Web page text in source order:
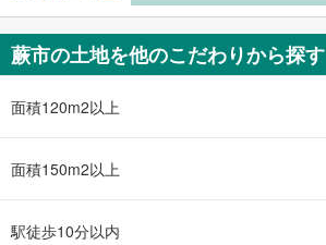
蕨市の土地を他のこだわりから探す
面積120m2以上
面積150m2以上
駅徒歩10分以内